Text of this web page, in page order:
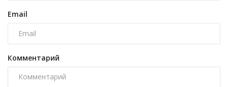
Email
Комментарий